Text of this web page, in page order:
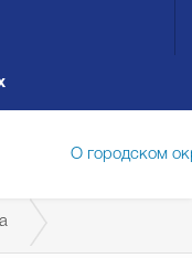
О городском